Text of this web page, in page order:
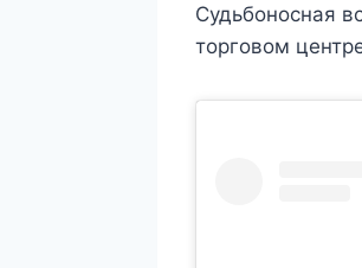
Судьбоносная
торговом